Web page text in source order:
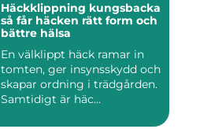
Häckklippning kungsbacka
så får häcken rätt form och
bättre hälsa
En välklippt häck ramar in
tomten, ger insynsskydd och
skapar ordning i trädgården.
Samtidigt är häc...